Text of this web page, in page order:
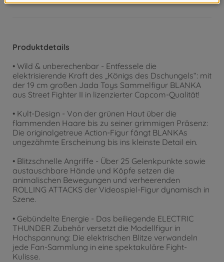
Produktdetails
• Wild & unberechenbar - Entfessele die
elektrisierende Kraft des „Königs des Dschungels“: mit
der 19 cm großen Jada Toys Sammelfigur BLANKA
aus Street Fighter II in lizenzierter Capcom-Qualität!
• Kult-Design - Von der grünen Haut über die
flammenden Haare bis zu seiner grimmigen Präsenz:
Die originalgetreue Action-Figur fängt BLANKAs
ungezähmte Erscheinung bis ins kleinste Detail ein.
• Blitzschnelle Angriffe - Über 25 Gelenkpunkte sowie
austauschbare Hände und Köpfe setzen die
animalischen Bewegungen und verheerenden
ROLLING ATTACKS der Videospiel-Figur dynamisch in
Szene.
• Gebündelte Energie - Das beiliegende ELECTRIC
THUNDER Zubehör versetzt die Modellfigur in
Hochspannung: Die elektrischen Blitze verwandeln
jede Fan-Sammlung in eine spektakuläre Fight-
Kulisse.